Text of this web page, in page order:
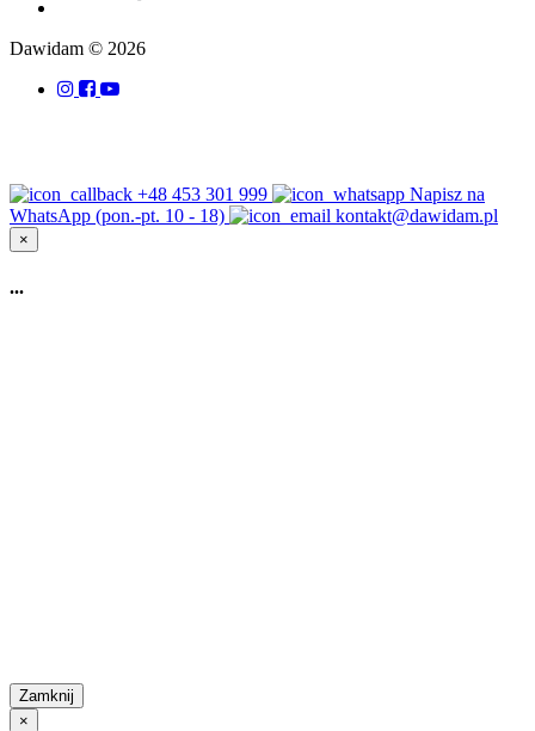
Dawidam © 2026
+48 453 301 999
Napisz na
WhatsApp (pon.-pt. 10 - 18)
kontakt@dawidam.pl
×
...
Zamknij
×